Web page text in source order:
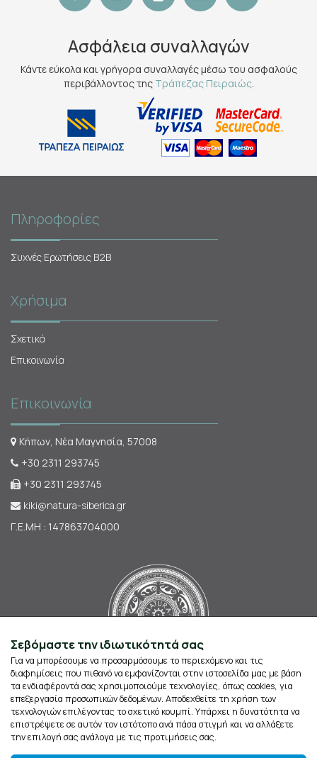
Ασφάλεια συναλλαγών
Κάντε εύκολα και γρήγορα συναλλαγές μέσω του ασφαλούς
περιβάλλοντος της Τράπεζας Πειραιώς.
Πληροφορίες
Συχνές Ερωτήσεις Β2Β
Χρήσιμα
Σχετικά
Επικοινωνία
Επικοινωνία
Κήπων, Νέα Μαγνησία, 57008
+30 2311 293745
+30 2311 293745
kiki@natura-siberica.gr
Γ.Ε.ΜΗ : 147863704000
Σεβόμαστε την ιδιωτικότητά σας
Για να μπορέσουμε να προσαρμόσουμε το περιεχόμενο και τις
διαφημίσεις που πιθανό να εμφανίζονται στην ιστοσελίδα μας με βάση
τα ενδιαφέροντά σας χρησιμοποιούμε τεχνολογίες, όπως cookies, για
επεξεργασία προσωπικών δεδομένων. Αποδεχθείτε τη χρήση των
τεχνολογιών επιλέγοντας το σχετικό κουμπί. Υπάρχει η δυνατότητα να
επιστρέψετε σε αυτόν τον ιστότοπο ανά πάσα στιγμή και να αλλάξετε
την επιλογή σας ανάλογα με τις προτιμήσεις σας.